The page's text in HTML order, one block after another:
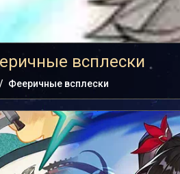
всплески
Фееричные всплески